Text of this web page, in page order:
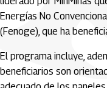
Energías No
(Fenoge), que ha
El programa incluye,
beneficiarios son